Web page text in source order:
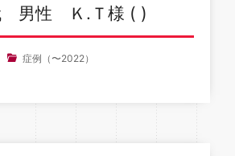
男性 Ｋ.Ｔ様 ( )
症例（〜2022）